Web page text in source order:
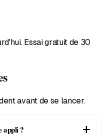
Essai gratuit de 30
avant de se lancer.
appli ? add